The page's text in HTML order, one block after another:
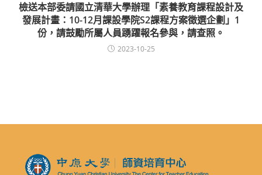
檢送本部委請國立清華大學辦理「素養教育課程設計及
發展計畫：10-12月課設學院S2課程方案徵選企劃」1
份，請鼓勵所屬人員踴躍報名參與，請查照。
2023-10-25